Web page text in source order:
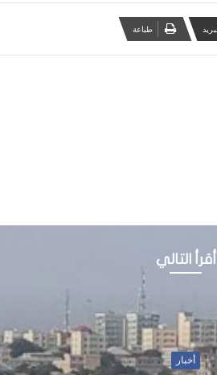
طباعة
أقرأ التالي
أخبار
14 يونيو، 2020